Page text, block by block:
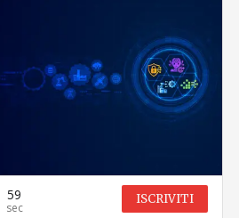
59 ISCRIVITI